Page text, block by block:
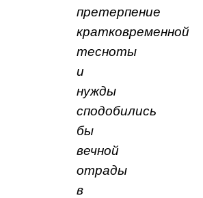
претерпение
кратковременной
тесноты
и
нужды
сподобились
бы
вечной
отрады
в